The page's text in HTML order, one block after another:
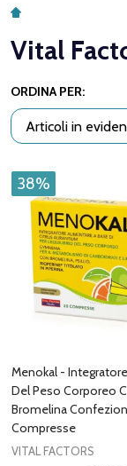
Vital
ORDINA PER:
38%
Menokal -
Del Peso Corporeo
Bromelina
Compresse
VITAL FACTORS